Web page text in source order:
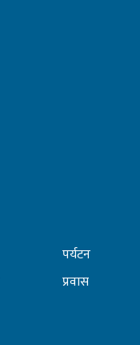
पर्यटन
प्रवास